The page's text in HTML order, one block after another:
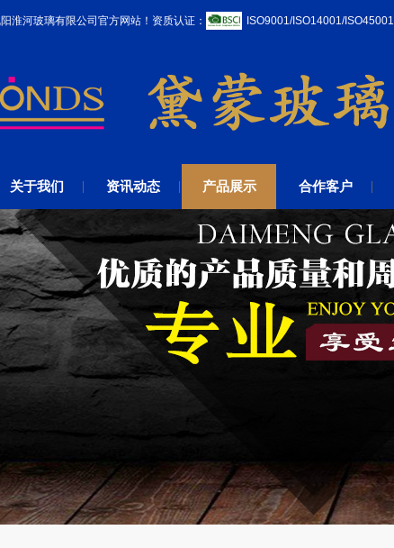
淮河玻璃有限公司官方网站！资质认证： ISO9001/ISO14001/ISO45001
关于我们 资讯动态 产品展示 合作客户